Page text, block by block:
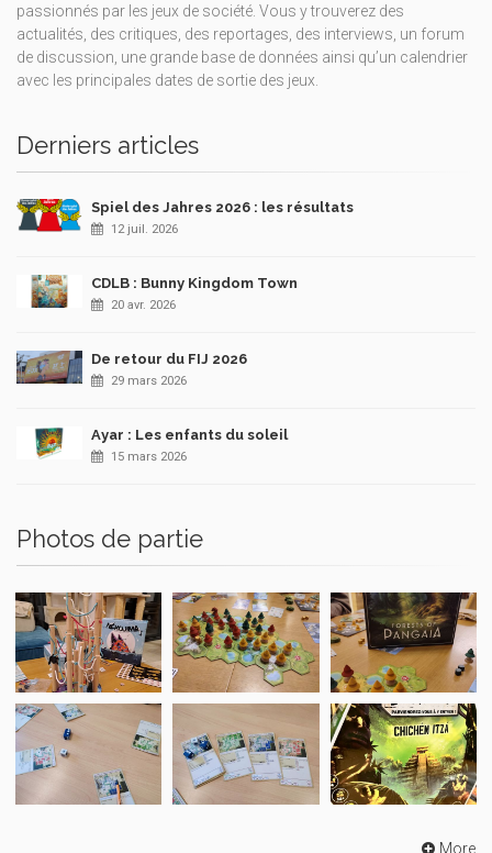
passionnés par les jeux de société. Vous y trouverez des
actualités, des critiques, des reportages, des interviews, un forum
de discussion, une grande base de données ainsi qu’un calendrier
avec les principales dates de sortie des jeux.
Derniers articles
Spiel des Jahres 2026 : les résultats
12 juil. 2026
CDLB : Bunny Kingdom Town
20 avr. 2026
De retour du FIJ 2026
29 mars 2026
Ayar : Les enfants du soleil
15 mars 2026
Photos de partie
More